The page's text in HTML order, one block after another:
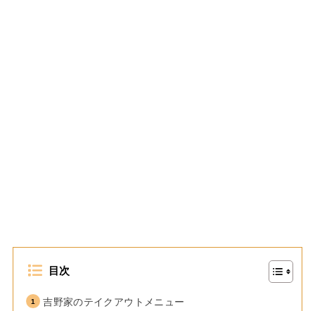
目次
吉野家のテイクアウトメニュー